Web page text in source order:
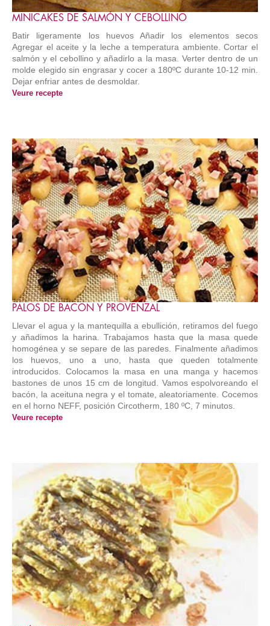
MINICAKES DE SALMÓN Y CEBOLLINO
Batir ligeramente los huevos Añadir los elementos secos
Agregar el aceite y la leche a temperatura ambiente. Cortar el
salmón y el cebollino y añadirlo a la masa. Verter dentro de un
molde elegido sin engrasar y cocer a 180ºC durante 10-12 min.
Dejar enfriar antes de desmoldar.
Veure recepte
PALOS DE BACON Y PROVENZAL
Llevar el agua y la mantequilla a ebullición, retiramos del fuego
y añadimos la harina. Trabajamos hasta que la masa quede
homogénea y se separe de las paredes. Finalmente añadimos
los huevos, uno a uno, hasta que queden totalmente
introducidos. Colocamos la masa en una manga y hacemos
bastones de unos 15 cm de longitud. Vamos espolvoreando el
bacón, la aceituna negra y el tomate, aleatoriamente. Cocemos
en el horno NEFF, posición Circotherm, 180 ºC, 7 minutos.
Veure recepte